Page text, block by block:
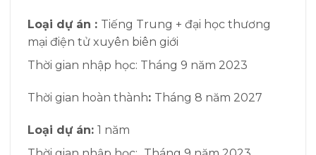
Loại dự án : Tiếng Trung + đại học thương
mại điện tử xuyên biên giới
Thời gian nhập học: T háng 9 năm 2023
Thời gian hoàn thành: Tháng 8 năm 2027
Loại dự án: 1 năm